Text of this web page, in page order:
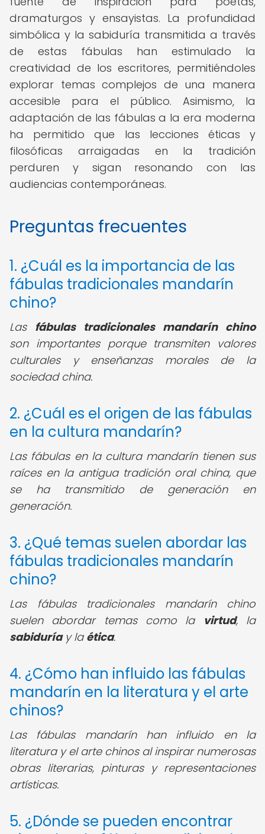
dramaturgos y ensayistas. La profundidad
simbólica y la sabiduría transmitida a través
de estas fábulas han estimulado la
creatividad de los escritores, permitiéndoles
explorar temas complejos de una manera
accesible para el público. Asimismo, la
adaptación de las fábulas a la era moderna
ha permitido que las lecciones éticas y
filosóficas arraigadas en la tradición
perduren y sigan resonando con las
audiencias contemporáneas.
Preguntas frecuentes
1. ¿Cuál es la importancia de las
fábulas tradicionales mandarín
chino?
Las fábulas tradicionales mandarín chino
son importantes porque transmiten valores
culturales y enseñanzas morales de la
sociedad china.
2. ¿Cuál es el origen de las fábulas
en la cultura mandarín?
Las fábulas en la cultura mandarín tienen sus
raíces en la antigua tradición oral china, que
se ha transmitido de generación en
generación.
3. ¿Qué temas suelen abordar las
fábulas tradicionales mandarín
chino?
Las fábulas tradicionales mandarín chino
suelen abordar temas como la virtud, la
sabiduríay la ética.
4. ¿Cómo han influido las fábulas
mandarín en la literatura y el arte
chinos?
Las fábulas mandarín han influido en la
literatura y el arte chinos al inspirar numerosas
obras literarias, pinturas y representaciones
artísticas.
5. ¿Dónde se pueden encontrar